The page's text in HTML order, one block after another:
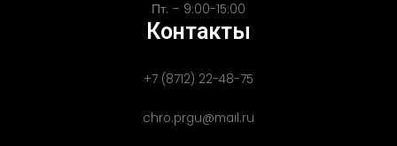
Пт. – 9:00-15:00
Контакты
+7 (8712) 22-48-75
chro.prgu@mail.ru